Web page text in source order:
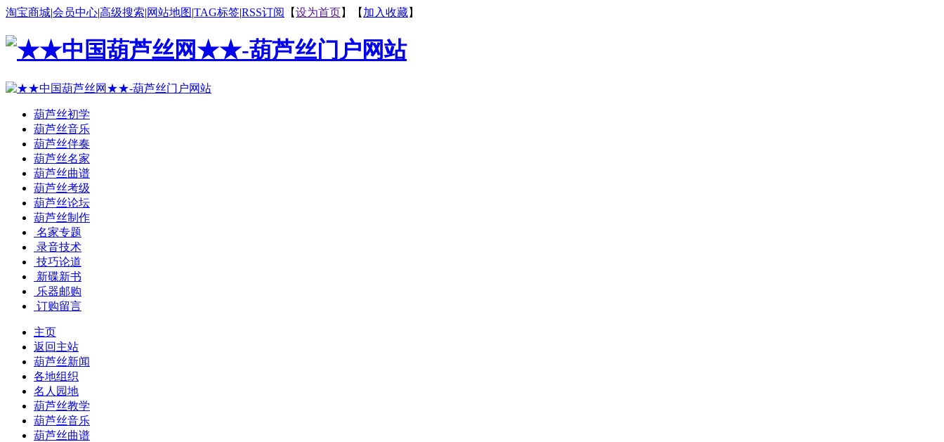
淘宝商城|会员中心|高级搜索|网站地图|TAG标签|RSS订阅 【设为首页】【 加入收藏】
葫芦丝初学
葫芦丝音乐
葫芦丝伴奏
葫芦丝名家
葫芦丝曲谱
葫芦丝考级
葫芦丝论坛
葫芦丝制作
名家专题
录音技术
技巧论道
新碟新书
乐器邮购
订购留言
主页
返回主站
葫芦丝新闻
各地组织
名人园地
葫芦丝教学
葫芦丝音乐
葫芦丝曲谱